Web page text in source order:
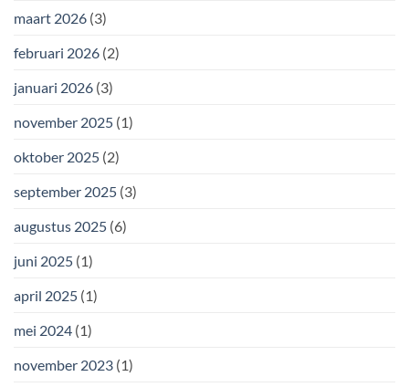
maart 2026 (3)
februari 2026 (2)
januari 2026 (3)
november 2025 (1)
oktober 2025 (2)
september 2025 (3)
augustus 2025 (6)
juni 2025 (1)
april 2025 (1)
mei 2024 (1)
november 2023 (1)